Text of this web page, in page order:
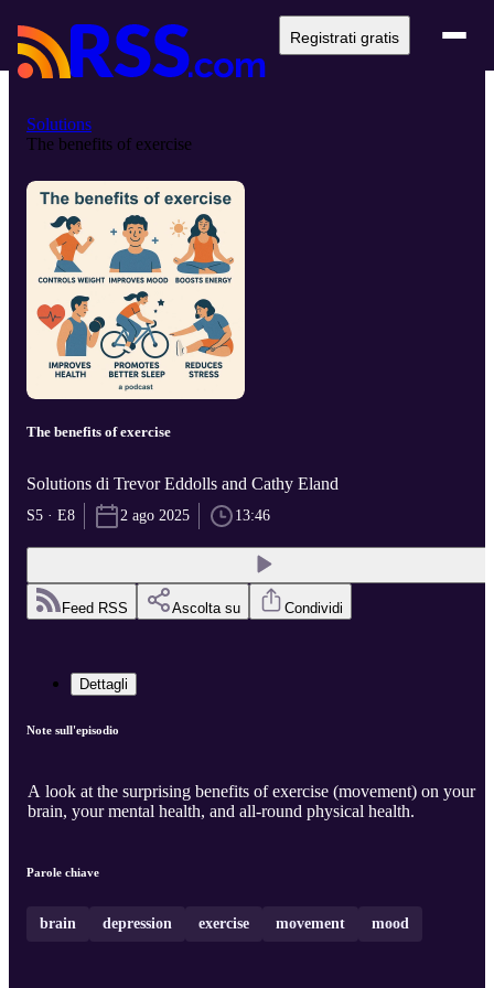
Registrati gratis
Solutions
The benefits of exercise
The benefits of exercise
Solutions di Trevor Eddolls and Cathy Eland
S5 · E8 2 ago 2025 13:46
Feed RSS Ascolta su Condividi
Dettagli
Note sull'episodio
A look at the surprising benefits of exercise (movement) on your
brain, your mental health, and all-round physical health.
Parole chiave
brain depression exercise movement mood